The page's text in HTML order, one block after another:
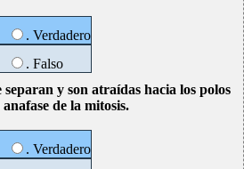
. Verdadero
. Falso
separan y son atraídas hacia los polos
de la mitosis.
. Verdadero